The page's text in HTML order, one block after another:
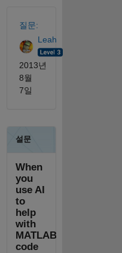
질문:
Leah
2013년
8월
7일